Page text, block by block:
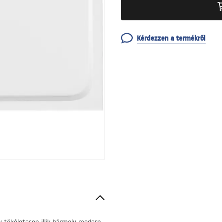
Kérdezzen a termékről